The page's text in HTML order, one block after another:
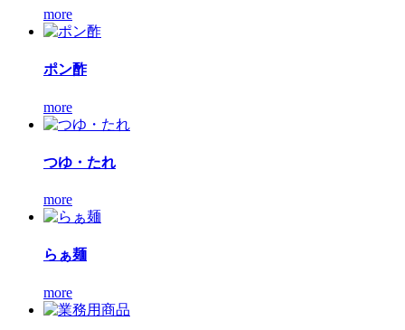
more
ポン酢
more
つゆ・たれ
more
らぁ麺
more